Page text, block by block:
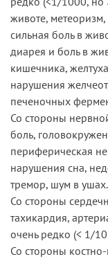
животе,
сильная боль в
диарея и боль в
кишечника,
нарушения
печеночных
Со стороны
боль,
периферическая
нарушения сна,
тремор, шум в ушах.
Со стороны
тахикардия,
очень редко (< 1/
Со стороны